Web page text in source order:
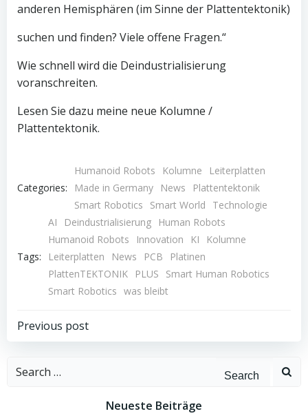
anderen Hemisphären (im Sinne der Plattentektonik)
suchen und finden? Viele offene Fragen.“
Wie schnell wird die Deindustrialisierung
voranschreiten.
Lesen Sie dazu meine neue Kolumne /
Plattentektonik.
Categories:
Humanoid Robots Kolumne
Leiterplatten
Made in Germany
News
Plattentektonik
Smart Robotics
Smart World Technologie
Tags:
AI Deindustrialisierung
Human Robots
Humanoid Robots
Innovation KI
Kolumne
Leiterplatten
News PCB
Platinen
PlattenTEKTONIK
PLUS
Smart Human Robotics
Smart Robotics was bleibt
Beitragsnavigation
Previous post
Search
Neueste Beiträge